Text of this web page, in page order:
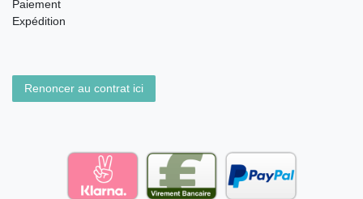
Paiement
Expédition
Renoncer au contrat ici